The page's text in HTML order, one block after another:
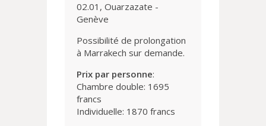
02.01, Ouarzazate -
Genève
Possibilité de prolongation
à Marrakech sur demande.
Prix par personne:
Chambre double: 1695
francs
Individuelle: 1870 francs